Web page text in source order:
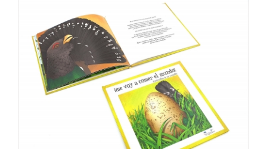
CARRITO